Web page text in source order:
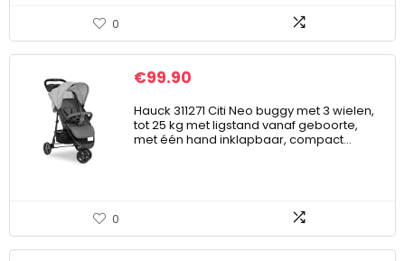
0
€99.90
Hauck 311271 Citi Neo buggy met 3 wielen,
tot 25 kg met ligstand vanaf geboorte,
met één hand inklapbaar, compact…
0